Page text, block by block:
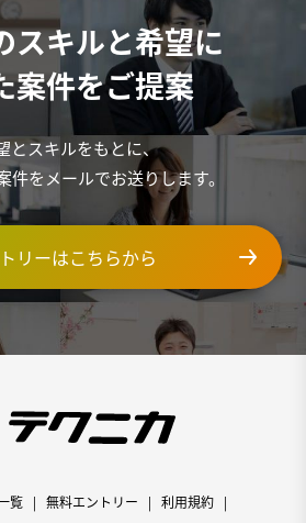
スキルと希望に
案件をご提案
とスキルをもとに、
件をメールでお送りします。
リーはこちらから
覧 無料エントリー 利用規約